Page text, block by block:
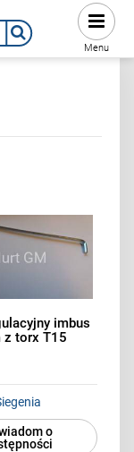
Menu
imbus
z torx T15
o